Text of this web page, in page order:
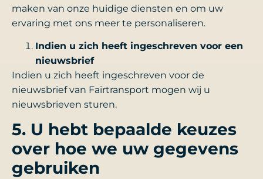
maken van onze huidige diensten en om uw
ervaring met ons meer te personaliseren.
Indien u zich heeft ingeschreven voor een
nieuwsbrief
Indien u zich heeft ingeschreven voor de
nieuwsbrief van Fairtransport mogen wij u
nieuwsbrieven sturen.
5. U hebt bepaalde keuzes
over hoe we uw gegevens
gebruiken